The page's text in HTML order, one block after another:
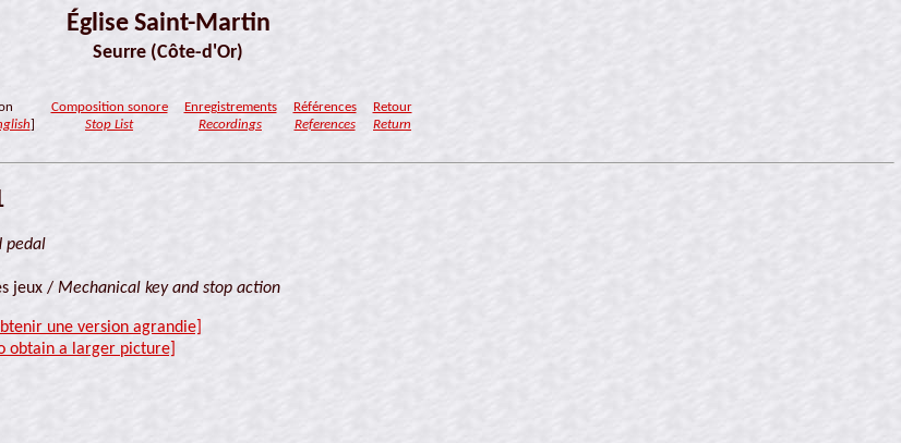
Église Saint-Martin
Seurre (Côte-d'Or)
Composition sonore
Stop List
Enregistrements
Recordings
Références
References
Retour
Return
pedal
jeux / Mechanical key and stop action
une version agrandie]
obtain a larger picture]